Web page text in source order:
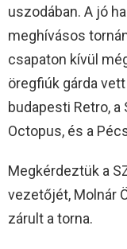
uszodában. A jó
meghívásos
csapaton kívül
öregfiúk gárda
budapesti Retro,
Octopus, és a
Megkérdeztük a
vezetőjét, Molnár
zárult a torna.